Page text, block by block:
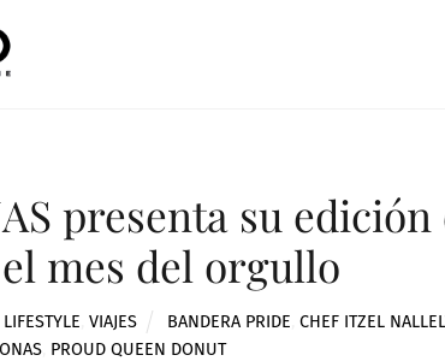
presenta su
mes del orgullo
LIFESTYLE VIAJES BANDERA PRIDE CHEF ITZEL
PROUD QUEEN DONUT